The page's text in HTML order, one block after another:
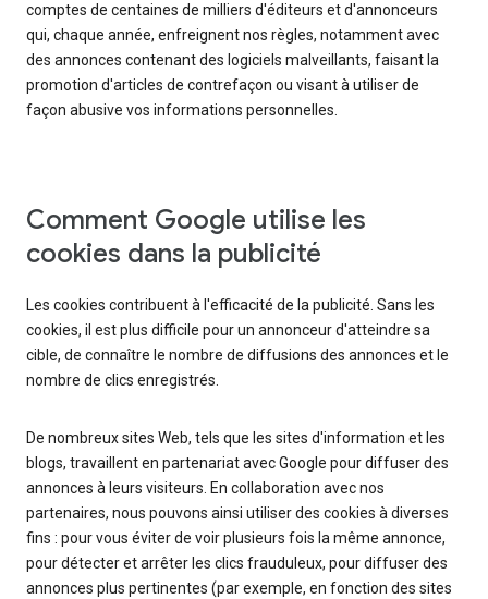
comptes de centaines de milliers d'éditeurs et d'annonceurs
qui, chaque année, enfreignent nos règles, notamment avec
des annonces contenant des logiciels malveillants, faisant la
promotion d'articles de contrefaçon ou visant à utiliser de
façon abusive vos informations personnelles.
Comment Google utilise les
cookies dans la publicité
Les cookies contribuent à l'efficacité de la publicité. Sans les
cookies, il est plus difficile pour un annonceur d'atteindre sa
cible, de connaître le nombre de diffusions des annonces et le
nombre de clics enregistrés.
De nombreux sites Web, tels que les sites d'information et les
blogs, travaillent en partenariat avec Google pour diffuser des
annonces à leurs visiteurs. En collaboration avec nos
partenaires, nous pouvons ainsi utiliser des cookies à diverses
fins : pour vous éviter de voir plusieurs fois la même annonce,
pour détecter et arrêter les clics frauduleux, pour diffuser des
annonces plus pertinentes (par exemple, en fonction des sites